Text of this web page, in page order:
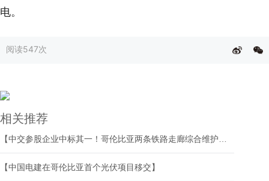
电。
阅读547次
相关推荐
【中交参股企业中标其一！哥伦比亚两条铁路走廊综合维护与运营保障合同授出】
【中国电建在哥伦比亚首个光伏项目移交】